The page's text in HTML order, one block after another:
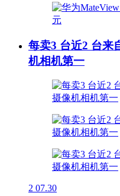
每卖3 台近2 台来
机相机第一
2 07.30